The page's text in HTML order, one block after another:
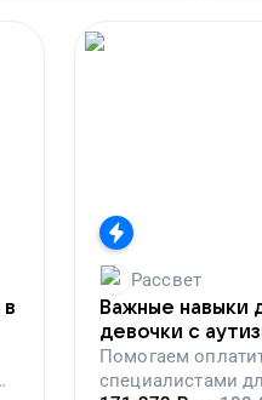
Рассвет
Важные навыки
девочки с
Помогаем
специалистами